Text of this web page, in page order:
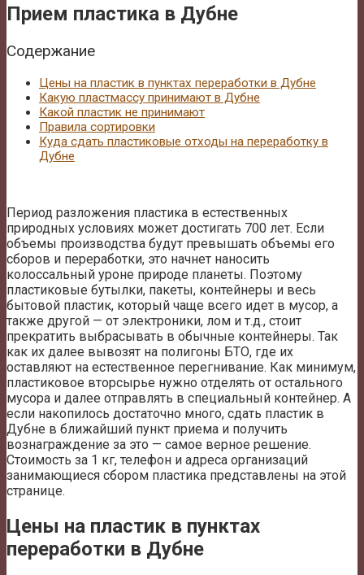
Прием пластика в Дубне
Содержание
Цены на пластик в пунктах переработки в Дубне
Какую пластмассу принимают в Дубне
Какой пластик не принимают
Правила сортировки
Куда сдать пластиковые отходы на переработку в
Дубне
Период разложения пластика в естественных
природных условиях может достигать 700 лет. Если
объемы производства будут превышать объемы его
сборов и переработки, это начнет наносить
колоссальный уроне природе планеты. Поэтому
пластиковые бутылки, пакеты, контейнеры и весь
бытовой пластик, который чаще всего идет в мусор, а
также другой — от электроники, лом и т.д., стоит
прекратить выбрасывать в обычные контейнеры. Так
как их далее вывозят на полигоны БТО, где их
оставляют на естественное перегнивание. Как минимум,
пластиковое вторсырье нужно отделять от остального
мусора и далее отправлять в специальный контейнер. А
если накопилось достаточно много, сдать пластик в
Дубне в ближайший пункт приема и получить
вознаграждение за это — самое верное решение.
Стоимость за 1 кг, телефон и адреса организаций
занимающиеся сбором пластика представлены на этой
странице.
Цены на пластик в пунктах
переработки в Дубне